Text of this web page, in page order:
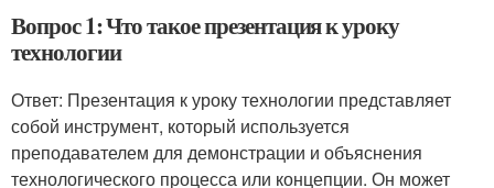
Вопрос 1: Что такое презентация к уроку
технологии
Ответ: Презентация к уроку технологии представляет
собой инструмент, который используется
преподавателем для демонстрации и объяснения
технологического процесса или концепции. Он может